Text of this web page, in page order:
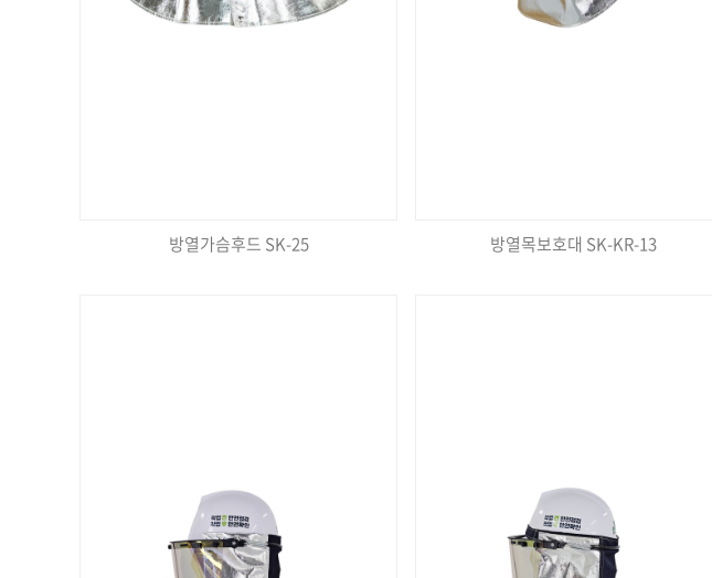
방열가슴후드 SK-25 방열목보호대 SK-KR-13